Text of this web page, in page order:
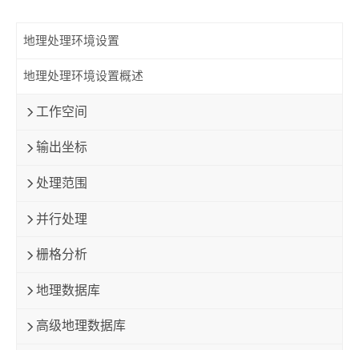
地理处理环境设置
地理处理环境设置概述
工作空间
输出坐标
处理范围
并行处理
栅格分析
地理数据库
高级地理数据库